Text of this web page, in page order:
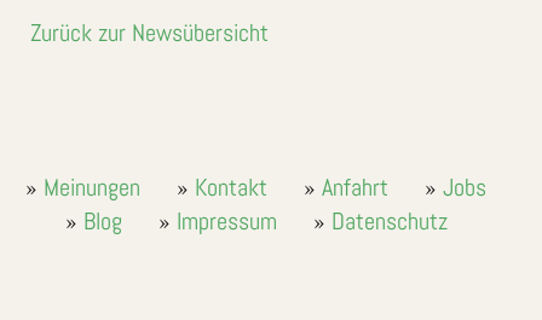
Zurück zur Newsübersicht
Meinungen Kontakt Anfahrt
Jobs
Blog
Impressum Datenschutz